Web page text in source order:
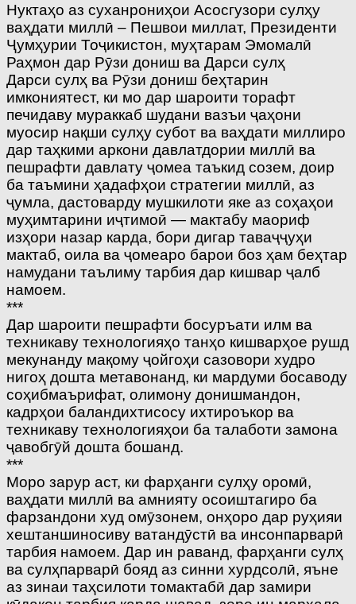
Нуктаҳо аз суханрониҳои Асосгузори сулҳу
ваҳдати миллӣ – Пешвои миллат, Президенти
Ҷумҳурии Тоҷикистон, муҳтарам Эмомалӣ
Раҳмон дар Рӯзи дониш ва Дарси сулҳ
Дарси сулҳ ва Рӯзи дониш беҳтарин
имкониятест, ки мо дар шароити торафт
печидаву мураккаб шудани вазъи ҷаҳони
муосир нақши сулҳу субот ва ваҳдати миллиро
дар таҳкими аркони давлатдории миллӣ ва
пешрафти давлату ҷомеа таъкид созем, доир
ба таъмини ҳадафҳои стратегии миллӣ, аз
ҷумла, дастоварду мушкилоти яке аз соҳаҳои
муҳимтарини иҷтимоӣ — мактабу маориф
изҳори назар карда, бори дигар таваҷҷуҳи
мактаб, оила ва ҷомеаро барои боз ҳам беҳтар
намудани таълиму тарбия дар кишвар ҷалб
намоем.
***
Дар шароити пешрафти босуръати илм ва
техникаву технологияҳо танҳо кишварҳое рушд
мекунанду мақому ҷойгоҳи сазовори худро
нигоҳ дошта метавонанд, ки мардуми босаводу
соҳибмаърифат, олимону донишмандон,
кадрҳои баландихтисосу ихтироъкор ва
техникаву технологияҳои ба талаботи замона
ҷавобгӯй дошта бошанд.
***
Моро зарур аст, ки фарҳанги сулҳу оромӣ,
ваҳдати миллӣ ва амнияту осоиштагиро ба
фарзандони худ омӯзонем, онҳоро дар руҳияи
хештаншиносиву ватандӯстӣ ва инсонпарварӣ
тарбия намоем. Дар ин раванд, фарҳанги сулҳ
ва сулҳпарварӣ бояд аз синни хурдсолӣ, яъне
аз зинаи таҳсилоти томактабӣ дар замири